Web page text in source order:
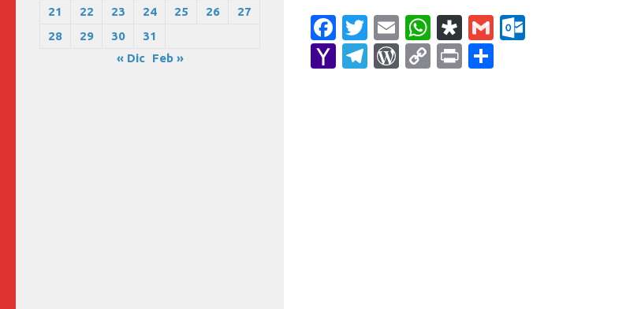
Facebook
Twitter
EmailWhatsApp
Diaspora
Gmail
YahooTelegram
WordPress
CopyPrint
21
22 23 24 25 26
27
28
29 30
31
« Dic
Feb »